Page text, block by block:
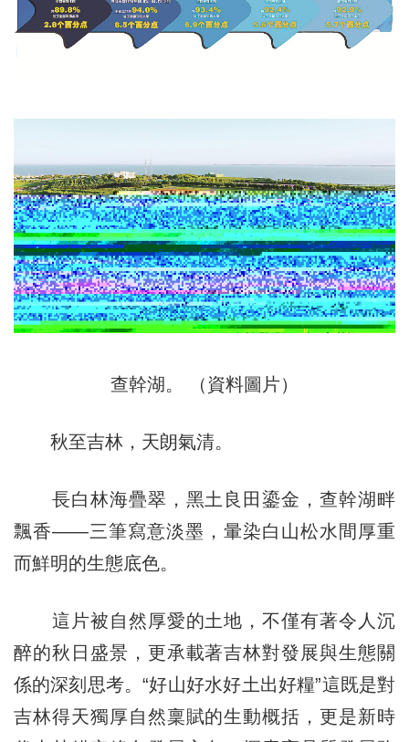
查幹湖。 （資料圖片）
秋至吉林，天朗氣清。
長白林海疊翠，黑土良田鎏金，查幹湖畔
飄香——三筆寫意淡墨，暈染白山松水間厚重
而鮮明的生態底色。
這片被自然厚愛的土地，不僅有著令人沉
醉的秋日盛景，更承載著吉林對發展與生態關
係的深刻思考。“好山好水好土出好糧”這既是對
吉林得天獨厚自然稟賦的生動概括，更是新時